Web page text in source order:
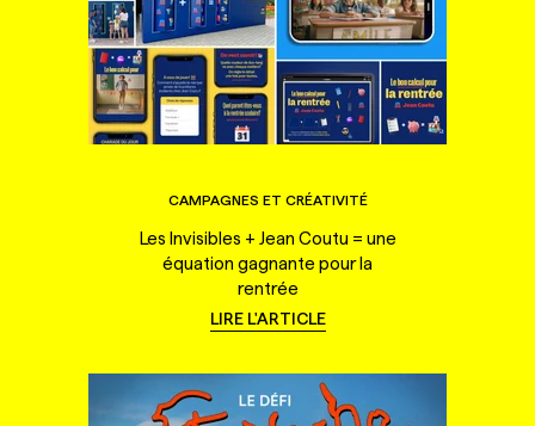
CAMPAGNES ET CRÉATIVITÉ
Les Invisibles + Jean Coutu = une
équation gagnante pour la
rentrée
LIRE L'ARTICLE